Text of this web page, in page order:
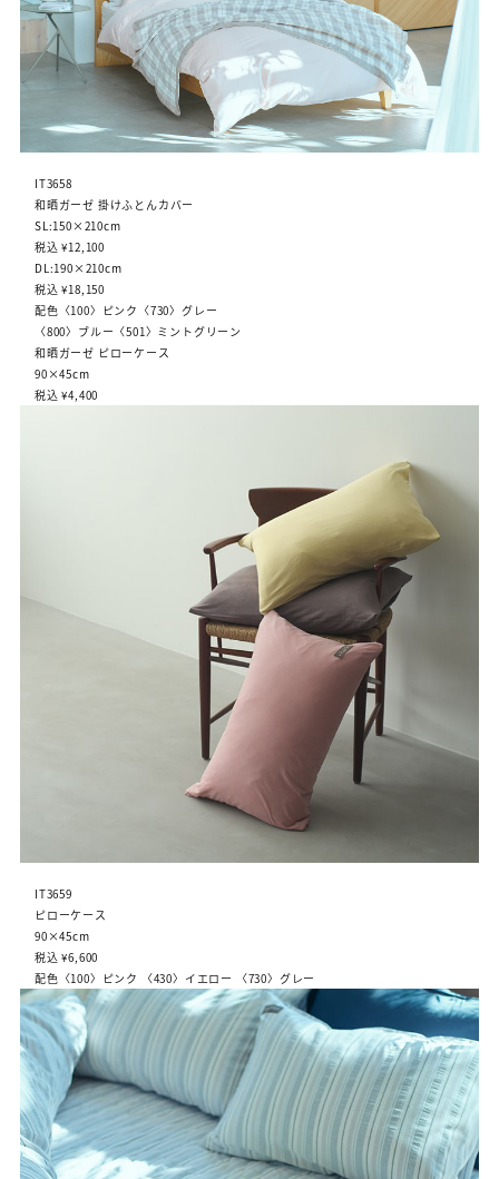
IT3658
和晒ガーゼ 掛けふとんカバー
SL:150×210cm
税込 ¥12,100
DL:190×210cm
税込 ¥18,150
配色〈100〉ピンク〈730〉グレー
〈800〉ブルー〈501〉ミントグリーン
和晒ガーゼ ピローケース
90×45cm
税込 ¥4,400
IT3659
ピローケース
90×45cm
税込 ¥6,600
配色〈100〉ピンク 〈430〉イエロー 〈730〉グレー